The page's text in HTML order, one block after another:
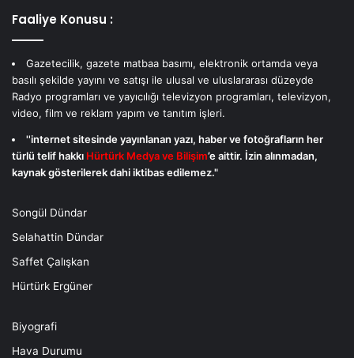
Faaliye Konusu :
Gazetecilik, gazete matbaa basımı, elektronik ortamda veya
basılı şekilde yayını ve satışı ile ulusal ve uluslararası düzeyde
Radyo programları ve yayıcılığı televizyon programları, televizyon,
video, film ve reklam yapım ve tanıtım işleri.
''internet sitesinde yayınlanan yazı, haber ve fotoğrafların her
türlü telif hakkı Hürtürk Medya ve Bilişim’e aittir. İzin alınmadan,
kaynak gösterilerek dahi iktibas edilemez."
Songül Dündar
Selahattin Dündar
Saffet Çalışkan
Hürtürk Ergüner
Biyografi
Hava Durumu